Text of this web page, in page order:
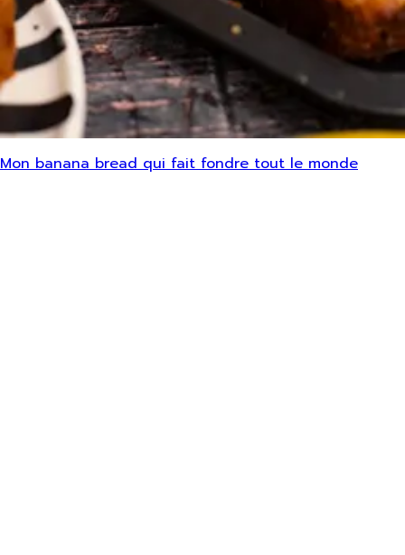
Mon banana bread qui fait fondre tout le monde